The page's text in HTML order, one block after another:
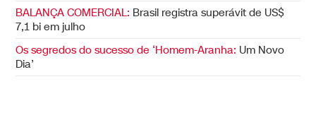
BALANÇA COMERCIAL: Brasil registra superávit de US$
7,1 bi em julho
Os segredos do sucesso de ‘Homem-Aranha: Um Novo
Dia’